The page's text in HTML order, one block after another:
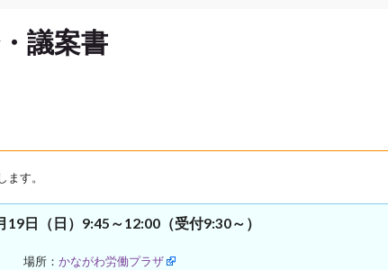
議案書
す。
19日（日）9:45～12:00（受付9:30～）
場所： かながわ労働プラザ